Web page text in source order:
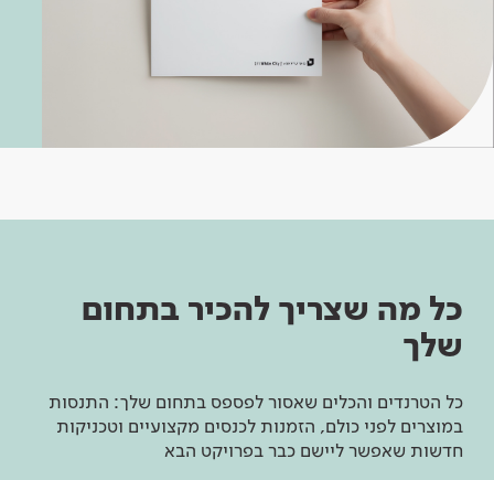
כל מה שצריך להכיר בתחום
שלך
כל הטרנדים והכלים שאסור לפספס בתחום שלך: התנסות
במוצרים לפני כולם, הזמנות לכנסים מקצועיים וטכניקות
חדשות שאפשר ליישם כבר בפרויקט הבא